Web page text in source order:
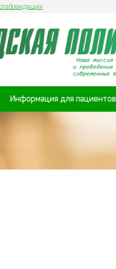
Информация для пациентов